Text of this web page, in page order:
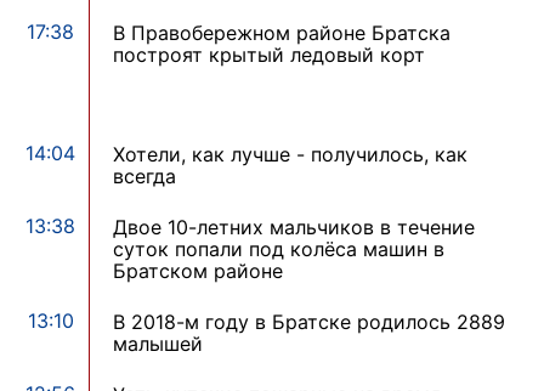
17:38
В Правобережном районе Братска
построят крытый ледовый корт
14:04
Хотели, как лучше - получилось, как
всегда
13:38
Двое 10-летних мальчиков в течение
суток попали под колёса машин в
Братском районе
13:10
В 2018-м году в Братске родилось 2889
малышей